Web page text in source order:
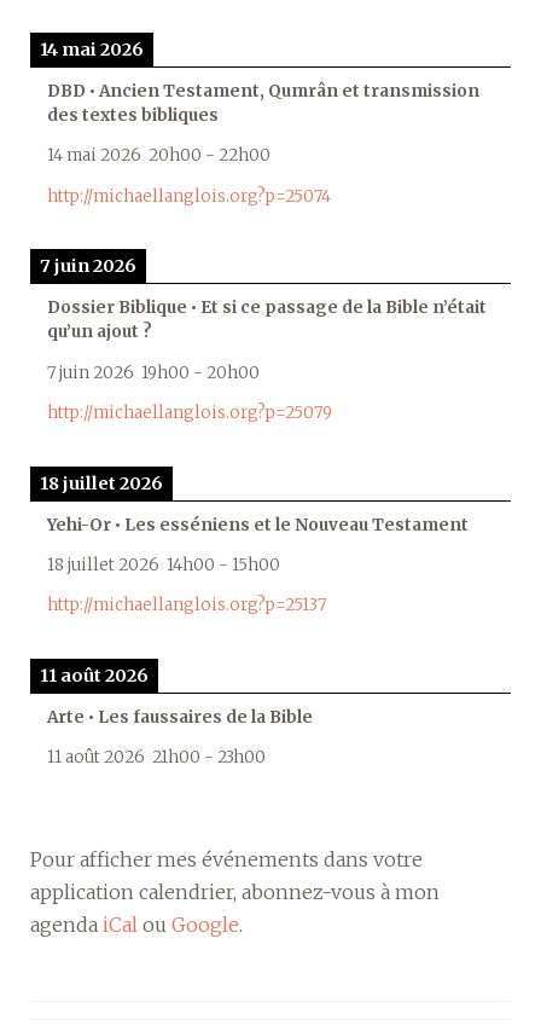
14 mai 2026
DBD • Ancien Testament, Qumrân et transmission
des textes bibliques
14 mai 2026 20h00 - 22h00
http://michaellanglois.org?p=25074
7 juin 2026
Dossier Biblique • Et si ce passage de la Bible n’était
qu’un ajout ?
7 juin 2026 19h00 - 20h00
http://michaellanglois.org?p=25079
18 juillet 2026
Yehi-Or • Les esséniens et le Nouveau Testament
18 juillet 2026 14h00 - 15h00
http://michaellanglois.org?p=25137
11 août 2026
Arte • Les faussaires de la Bible
11 août 2026 21h00 - 23h00
Pour afficher mes événements dans votre
application calendrier, abonnez-vous à mon
agenda iCal ou Google.